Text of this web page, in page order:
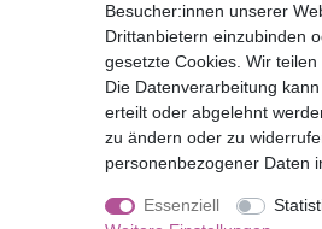
Eduplay
Folia Bringmann
Besucher:innen unserer
Drittanbietern einzubinden
gesetzte Cookies. Wir
Die Datenverarbeitung
erteilt oder abgelehnt
zu ändern oder zu
personenbezogener Daten
Essenziell